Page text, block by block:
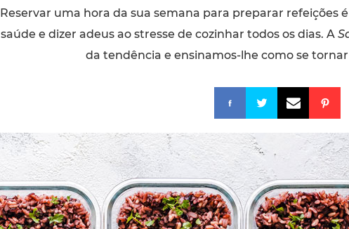
Reservar uma hora da sua semana para preparar refeições
saúde e dizer adeus ao stresse de cozinhar todos os dias. A
da tendência e ensinamos-lhe como se